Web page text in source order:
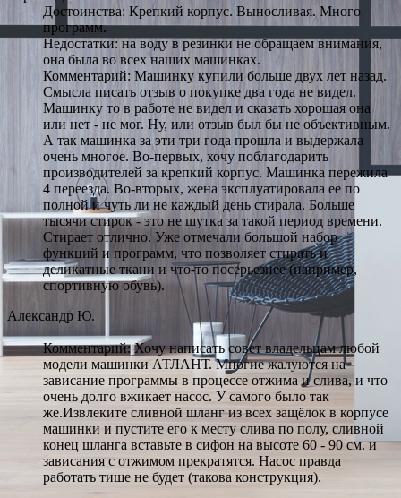
Достоинства: Крепкий корпус. Выносливая. Много
программ.
Недостатки: на воду в резинки не обращаем внимания,
она была во всех наших машинках.
Комментарий: Машинку купили больше двух лет назад.
Смысла писать отзыв о покупке два года не видел.
Машинку то в работе не видел и сказать хорошая она
или нет - не мог. Ну, или отзыв был бы не объективным.
А так машинка за эти три года прошла и выдержала
очень многое. Во-первых, хочу поблагодарить
производителей за крепкий корпус. Машинка пережила
4 переезда. Во-вторых, жена эксплуатировала ее по
полной и чуть ли не каждый день стирала. Больше
тысячи стирок - это не шутка за такой период времени.
Стирает отлично. Уже отмечали большой набор
функций и программ, что позволяет стирать и
деликатные ткани и что-то посерьезнее (например,
спортивную обувь).
Александр Ю.
Комментарий: Хочу написать совет владельцам любой
модели машинки АТЛАНТ. Многие жалуются на
зависание программы в процессе отжима и слива, и что
очень долго вжикает насос. У самого было так
же.Извлеките сливной шланг из всех защёлок в корпусе
машинки и пустите его к месту слива по полу, сливной
конец шланга вставьте в сифон на высоте 60 - 90 см. и
зависания с отжимом прекратятся. Насос правда
работать тише не будет (такова конструкция).